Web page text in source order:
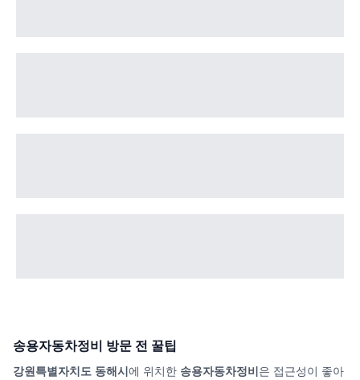
송용자동차정비 방문 전 꿀팁
강원특별자치도 동해시 에 위치한 송용자동차정비 은 접근성이 좋아